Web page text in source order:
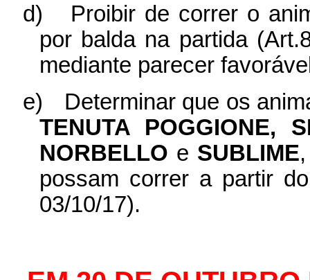
d)
Proibir de correr o
por balda na partida
mediante parecer
e)
Determinar que os
TENUTA POGGIONE,
NORBELLO e SUBLIME
possam correr a partir
03/10/17).